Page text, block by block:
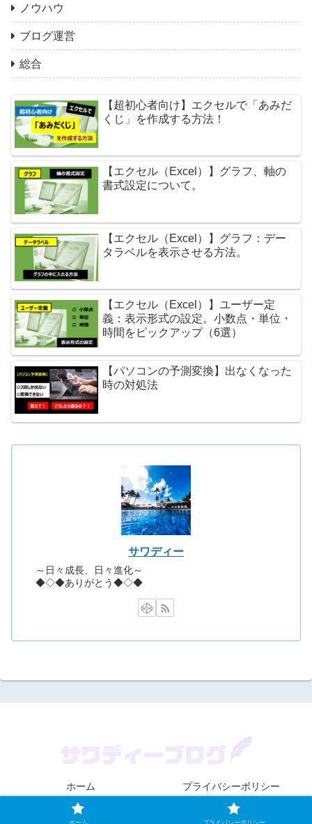
ノウハウ
ブログ運営
総合
【超初心者向け】エクセルで「あみだ
くじ」を作成する方法！
【エクセル（Excel）】グラフ、軸の
書式設定について。
【エクセル（Excel）】グラフ：デー
タラベルを表示させる方法。
【エクセル（Excel）】ユーザー定
義：表示形式の設定。小数点・単位・
時間をピックアップ（6選）
【パソコンの予測変換】出なくなった
時の対処法
サワディー
～日々成長、日々進化～
◆◇◆ありがとう◆◇◆
ホーム プライバシーポリシー
ホーム プライバシーポリシー